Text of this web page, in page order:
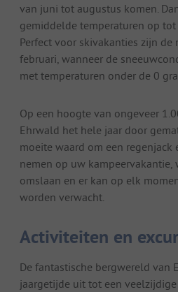
van juni tot augustus komen.
gemiddelde temperaturen op tot
Perfect voor skivakanties zijn de
februari, wanneer de
met temperaturen onder de 0
Op een hoogte van ongeveer
Ehrwald het hele jaar door
moeite waard om een regenjack
nemen op uw kampeervakantie,
omslaan en er kan op elk
worden verwacht.
Activiteiten en
De fantastische bergwereld van
jaargetijde uit tot een